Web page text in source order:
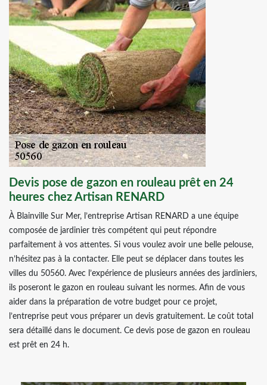
Devis pose de gazon en rouleau prêt en 24
heures chez Artisan RENARD
À Blainville Sur Mer, l’entreprise Artisan RENARD a une équipe
composée de jardinier très compétent qui peut répondre
parfaitement à vos attentes. Si vous voulez avoir une belle pelouse,
n’hésitez pas à la contacter. Elle peut se déplacer dans toutes les
villes du 50560. Avec l’expérience de plusieurs années des jardiniers,
ils poseront le gazon en rouleau suivant les normes. Afin de vous
aider dans la préparation de votre budget pour ce projet,
l’entreprise peut vous préparer un devis gratuitement. Le coût total
sera détaillé dans le document. Ce devis pose de gazon en rouleau
est prêt en 24 h.